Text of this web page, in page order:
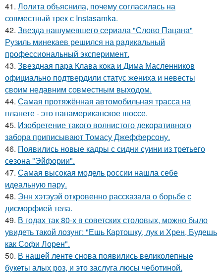
41. Лолита объяснила, почему согласилась на
совместный трек с Instasamka.
42. Звезда нашумевшего сериала "Слово Пацана"
Рузиль минекаев решился на радикальный
профессиональный эксперимент.
43. Звездная пара Клава кока и Дима Масленников
официально подтвердили статус жениха и невесты
своим недавним совместным выходом.
44. Самая протяжённая автомобильная трасса на
планете - это панамериканское шоссе.
45. Изобретение такого волнистого декоративного
забора приписывают Томасу Джефферсону.
46. Появились новые кадры с сидни суини из третьего
сезона "Эйфории".
47. Самая высокая модель россии нашла себе
идеальную пару.
48. Энн хэтэуэй откровенно рассказала о борьбе с
дисморфией тела.
49. В годах так 80-х в советских столовых, можно было
увидеть такой лозунг: "Ешь Картошку, лук и Хрен, Будешь
как Софи Лорен".
50. В нашей ленте снова появились великолепные
букеты алых роз, и это заслуга люсы чеботиной.